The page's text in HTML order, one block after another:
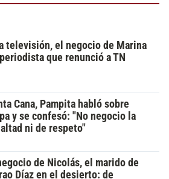
televisión, el negocio de Marina
que renunció a TN
Cana, Pampita habló sobre
y se confesó: "No negocio la
ni de respeto"
de Nicolás, el marido de
Díaz en el desierto: de